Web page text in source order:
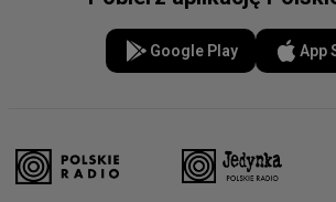
Google Play App